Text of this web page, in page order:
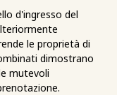
d'ingresso del
le proprietà di
dimostrano
mutevoli